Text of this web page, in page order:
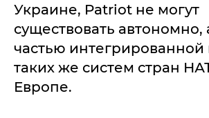
Украине, Patriot не могут
существовать автономно,
частью интегрированной
таких же систем стран
Европе.